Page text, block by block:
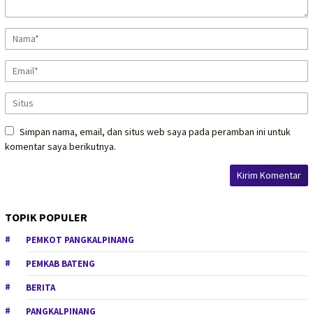
Simpan nama, email, dan situs web saya pada peramban ini untuk
komentar saya berikutnya.
TOPIK POPULER
PEMKOT PANGKALPINANG
PEMKAB BATENG
BERITA
PANGKALPINANG